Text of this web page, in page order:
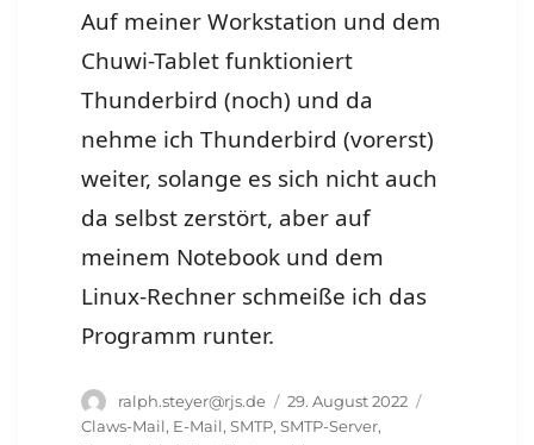
Auf meiner Workstation und dem
Chuwi-Tablet funktioniert
Thunderbird (noch) und da
nehme ich Thunderbird (vorerst)
weiter, solange es sich nicht auch
da selbst zerstört, aber auf
meinem Notebook und dem
Linux-Rechner schmeiße ich das
Programm runter.
Autor
ralph.steyer@rjs.de
Veröffentlicht
am
29. August 2022
Claws-Mail, E-Mail,SMTP,SMTP-Server,